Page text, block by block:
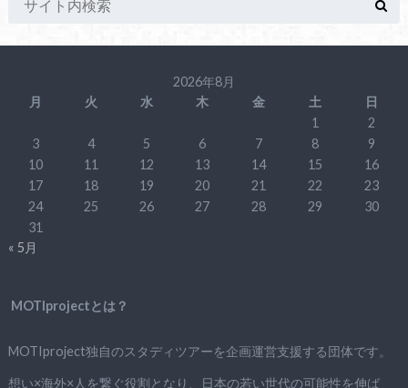
2026年8月
月
火 水 木 金 土
日
1
2
3
4 5 6 7 8
9
10
11 12 13 14 15
16
17
18 19 20 21 22
23
24
25 26 27 28 29
30
31
« 5月
MOTIprojectとは？
MOTIproject独自のスタディツアーを企画運営支援する団体です。
想い×海外×人を繋ぐ役割となり、日本の若い世代の可能性を伸ば